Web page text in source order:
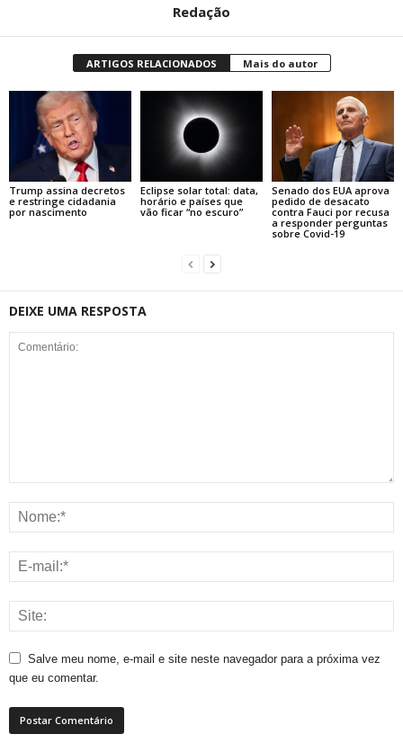
Redação
ARTIGOS RELACIONADOS Mais do autor
Trump assina decretos
e restringe cidadania
por nascimento
Eclipse solar total: data,
horário e países que
vão ficar “no escuro”
Senado dos EUA aprova
pedido de desacato
contra Fauci por recusa
a responder perguntas
sobre Covid-19
DEIXE UMA RESPOSTA
Salve meu nome, e-mail e site neste navegador para a próxima vez
que eu comentar.